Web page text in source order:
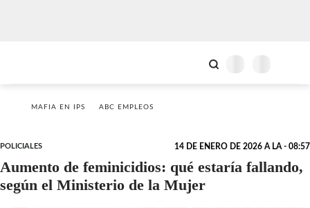
MAFIA EN IPS ABC EMPLEOS
POLICIALES 14 DE ENERO DE 2026 A LA - 08:57
Aumento de feminicidios: qué estaría fallando,
según el Ministerio de la Mujer